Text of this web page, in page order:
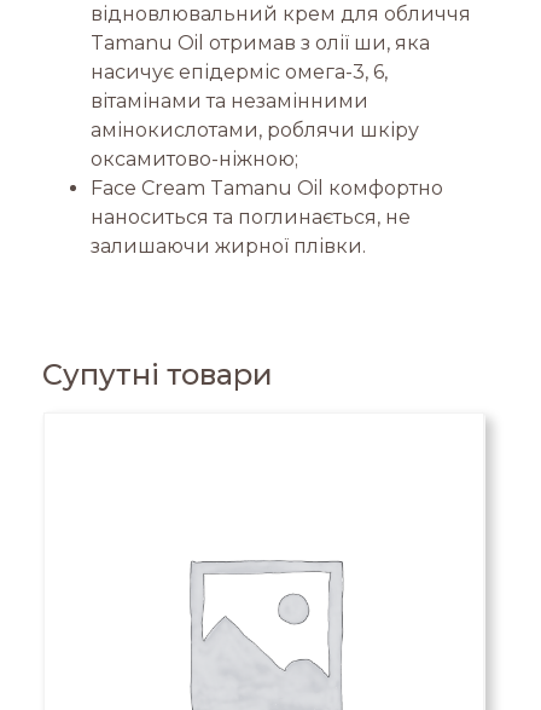
відновлювальний крем для обличчя
Tamanu Oil отримав з олії ши, яка
насичує епідерміс омега-3, 6,
вітамінами та незамінними
амінокислотами, роблячи шкіру
оксамитово-ніжною;
Face Cream Tamanu Oil комфортно
наноситься та поглинається, не
залишаючи жирної плівки.
Супутні товари